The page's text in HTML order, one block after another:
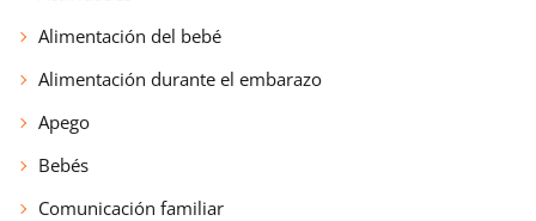
Alimentación del bebé
Alimentación durante el embarazo
Apego
Bebés
Comunicación familiar